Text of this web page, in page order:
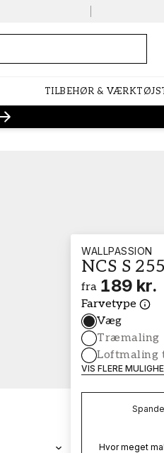
TILBEHØR & VÆRKTØJ
WALLPASSION
NCS S
fra 189 kr.
Farvetype
Væg
Træmaling
Loftmaling
VIS FLERE
Spande
Hvor meget